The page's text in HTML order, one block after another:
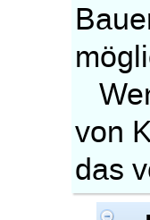
von
das